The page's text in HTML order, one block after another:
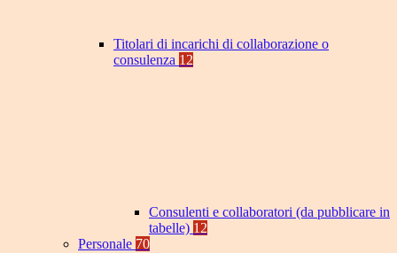
Titolari di incarichi di collaborazione o
consulenza 12
Consulenti e collaboratori (da pubblicare in
tabelle) 12
Personale 70